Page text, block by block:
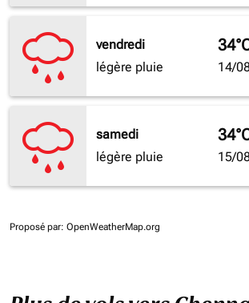
vendredi
légère pluie
14/
samedi
légère pluie
15/
Proposé par: OpenWeatherMap.org